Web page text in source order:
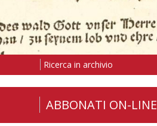
Ricerca in archivio
ABBONATI ON-LINE